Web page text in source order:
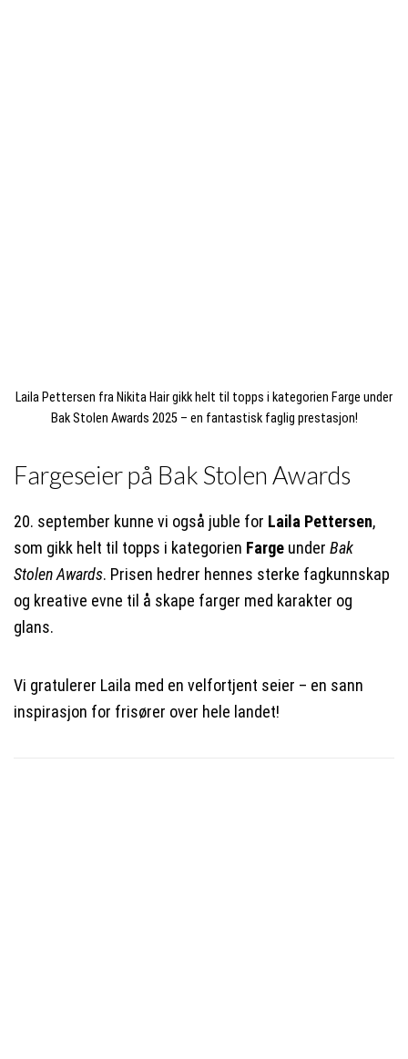
Laila Pettersen fra Nikita Hair gikk helt til topps i kategorien Farge under
Bak Stolen Awards 2025 – en fantastisk faglig prestasjon!
Fargeseier på Bak Stolen Awards
20. september kunne vi også juble for Laila Pettersen,
som gikk helt til topps i kategorien Farge under Bak
Stolen Awards. Prisen hedrer hennes sterke fagkunnskap
og kreative evne til å skape farger med karakter og
glans.
Vi gratulerer Laila med en velfortjent seier – en sann
inspirasjon for frisører over hele landet!